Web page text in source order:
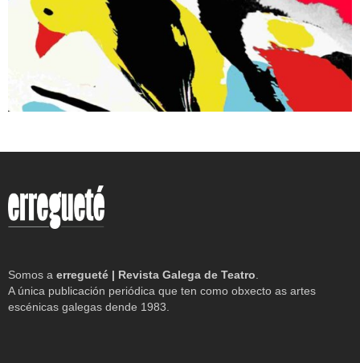
Somos a erregueté | Revista Galega de Teatro
A única publicación periódica que ten como obxecto as artes
escénicas galegas dende 1983.